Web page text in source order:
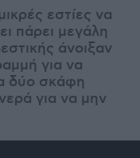
εστίες να
πάρει μεγάλη
άνοιξαν
για να
δύο σκάφη
για να μην